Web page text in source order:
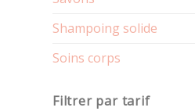
Shampoing solide
Soins corps
Filtrer par tarif